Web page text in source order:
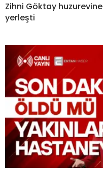
Zihni Göktay huzurevine
yerleşti